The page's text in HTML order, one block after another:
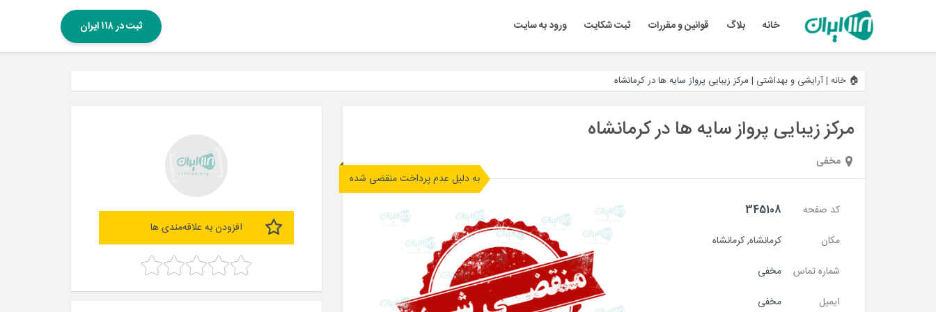
خانه بلاگ قوانین و مقررات ثبت شکایت ورود به سایت ثبت در ۱۱۸ ایران
🏠 خانه |آرایشی و بهداشتی | مرکز زیبایی پرواز سایه ها در کرمانشاه
مرکز زیبایی پرواز سایه ها در کرمانشاه
مخفی
به دلیل عدم پرداخت منقضی شده
کد صفحه
345108
مکان
کرمانشاه,کرمانشاه
شماره تماس
مخفی
ایمیل
مخفی
افزودن به علاقه‌مندی ها